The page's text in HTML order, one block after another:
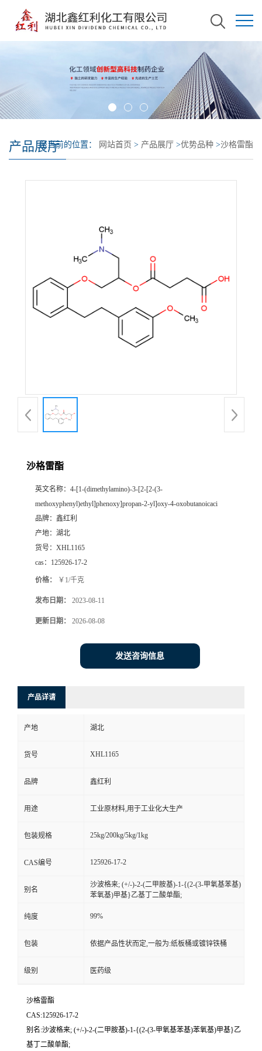
产品展厅您当前的位置： 网站首页 > 产品展厅 >优势品种 >沙格雷酯
沙格雷酯
英文名称： 4-[1-(dimethylamino)-3-[2-[2-(3-
methoxyphenyl)ethyl]phenoxy]propan-2-yl]oxy-4-oxobutanoicaci
品牌： 鑫红利
产地： 湖北
货号： XHL1165
cas： 125926-17-2
价格： ￥1/千克
发布日期： 2023-08-11
更新日期： 2026-08-08
发送咨询信息
产品详请
产地 湖北
货号 XHL1165
品牌 鑫红利
用途 工业原材料,用于工业化大生产
包装规格 25kg/200kg/5kg/1kg
CAS编号 125926-17-2
别名
沙波格来; (+/-)-2-(二甲胺基)-1-{(2-(3-甲氧基苯基)
苯氧基)甲基}乙基丁二酸单酯;
纯度 99%
包装 依据产品性状而定,一般为:纸板桶或镀锌铁桶
级别 医药级
沙格雷酯
CAS:125926-17-2
别名:沙波格来; (+/-)-2-(二甲胺基)-1-{(2-(3-甲氧基苯基)苯氧基)甲基}乙
基丁二酸单酯;